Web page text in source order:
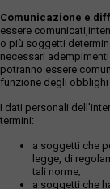
Comunicazione e
essere
o più soggetti
necessari
potranno essere
funzione degli obblighi
I dati personali
termini:
a soggetti che
legge, di
tali norme;
a soggetti che